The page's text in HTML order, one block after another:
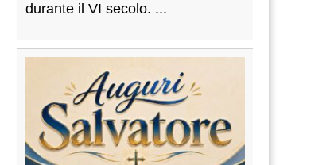
durante il VI secolo. ...